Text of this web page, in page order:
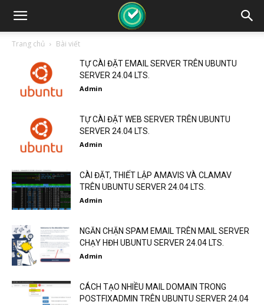
Trang chủ Bài viết
TỰ CÀI ĐẶT EMAIL SERVER TRÊN UBUNTU
SERVER 24.04 LTS.
Admin
TỰ CÀI ĐẶT WEB SERVER TRÊN UBUNTU
SERVER 24.04 LTS.
Admin
CÀI ĐẶT, THIẾT LẬP AMAVIS VÀ CLAMAV
TRÊN UBUNTU SERVER 24.04 LTS.
Admin
NGĂN CHẶN SPAM EMAIL TRÊN MAIL SERVER
CHẠY HĐH UBUNTU SERVER 24.04 LTS.
Admin
CÁCH TẠO NHIỀU MAIL DOMAIN TRONG
POSTFIXADMIN TRÊN UBUNTU SERVER 24.04